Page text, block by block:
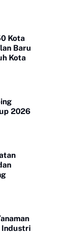
Kota
Baru
Kota
2026
Industri